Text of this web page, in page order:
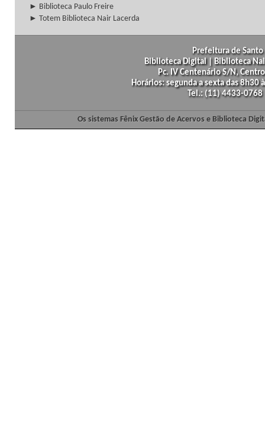
► Biblioteca Paulo Freire
► Totem Biblioteca Nair Lacerda
Prefeitura de
Biblioteca Digital | Biblioteca
Pc. IV Centenário S/N,
Horários: segunda a sexta das
Tel.: (11) 4433-
Os sistemas Fênix Gestão de Acervos e Biblioteca